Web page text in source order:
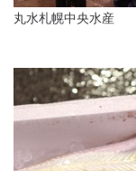
丸水札幌中央水産